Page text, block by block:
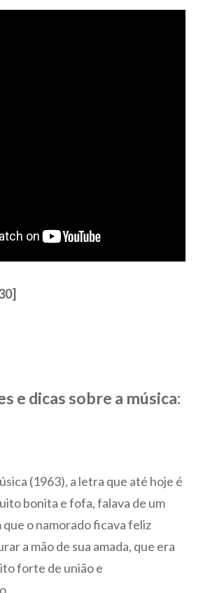
e dicas sobre a música:
(1963), a letra que até hoje é
bonita e fofa, falava de um
que o namorado ficava feliz
a mão de sua amada, que era
forte de união e